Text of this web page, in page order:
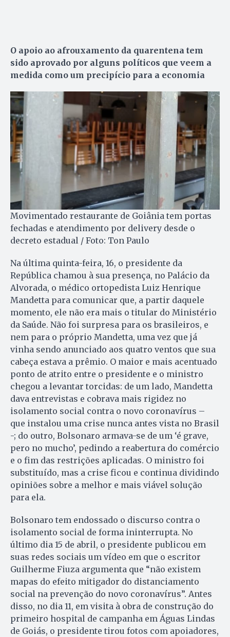
O apoio ao afrouxamento da quarentena tem
sido aprovado por alguns políticos que veem a
medida como um precipício para a economia
Movimentado restaurante de Goiânia tem portas
fechadas e atendimento por delivery desde o
decreto estadual / Foto: Ton Paulo
Na última quinta-feira, 16, o presidente da
República chamou à sua presença, no Palácio da
Alvorada, o médico ortopedista Luiz Henrique
Mandetta para comunicar que, a partir daquele
momento, ele não era mais o titular do Ministério
da Saúde. Não foi surpresa para os brasileiros, e
nem para o próprio Mandetta, uma vez que já
vinha sendo anunciado aos quatro ventos que sua
cabeça estava a prêmio. O maior e mais acentuado
ponto de atrito entre o presidente e o ministro
chegou a levantar torcidas: de um lado, Mandetta
dava entrevistas e cobrava mais rigidez no
isolamento social contra o novo coronavírus –
que instalou uma crise nunca antes vista no Brasil
-; do outro, Bolsonaro armava-se de um ‘é grave,
pero no mucho’, pedindo a reabertura do comércio
e o fim das restrições aplicadas. O ministro foi
substituído, mas a crise ficou e continua dividindo
opiniões sobre a melhor e mais viável solução
para ela.
Bolsonaro tem endossado o discurso contra o
isolamento social de forma ininterrupta. No
último dia 15 de abril, o presidente publicou em
suas redes sociais um vídeo em que o escritor
Guilherme Fiuza argumenta que “não existem
mapas do efeito mitigador do distanciamento
social na prevenção do novo coronavírus”. Antes
disso, no dia 11, em visita à obra de construção do
primeiro hospital de campanha em Águas Lindas
de Goiás, o presidente tirou fotos com apoiadores,